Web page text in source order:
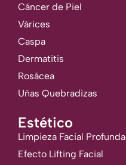
Cáncer de Piel
Várices
Caspa
Dermatitis
Rosácea
Uñas Quebradizas
Estético
Limpieza Facial Profunda
Efecto Lifting Facial